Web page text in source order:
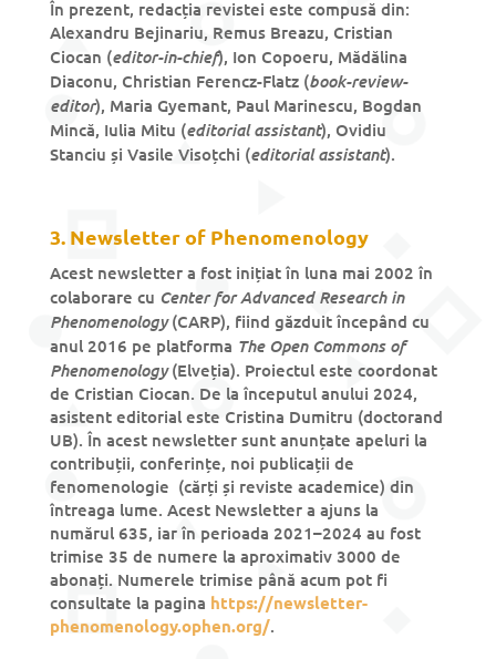
În prezent, redacția revistei este compusă din:
Alexandru Bejinariu, Remus Breazu, Cristian
Ciocan (editor-in-chief), Ion Copoeru, Mădălina
Diaconu, Christian Ferencz-Flatz (book-review-
editor), Maria Gyemant, Paul Marinescu, Bogdan
Mincă, Iulia Mitu (editorial assistant), Ovidiu
Stanciu și Vasile Visoțchi (editorial assistant).
3. Newsletter of Phenomenology
Acest newsletter a fost inițiat în luna mai 2002 în
colaborare cu Center for Advanced Research in
Phenomenology(CARP), fiind găzduit începând cu
anul 2016 pe platforma The Open Commons of
Phenomenology(Elveția). Proiectul este coordonat
de Cristian Ciocan. De la începutul anului 2024,
asistent editorial este Cristina Dumitru (doctorand
UB). În acest newsletter sunt anunțate apeluri la
contribuții, conferințe, noi publicații de
fenomenologie (cărți și reviste academice) din
întreaga lume. Acest Newsletter a ajuns la
numărul 635, iar în perioada 2021–2024 au fost
trimise 35 de numere la aproximativ 3000 de
abonați. Numerele trimise până acum pot fi
consultate la pagina https://newsletter-
phenomenology.ophen.org/.